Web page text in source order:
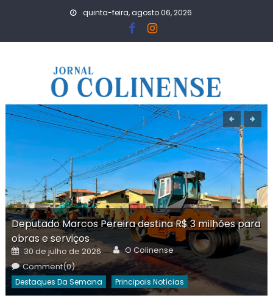
quinta-feira, agosto 06, 2026
Deputado Marcos Pereira destina R$ 3 milhões para
obras e serviços
Posted
on
30 de julho de 2026 Author
O Colinense
Comment(0)
Destaques Da Semana Principais Notícias